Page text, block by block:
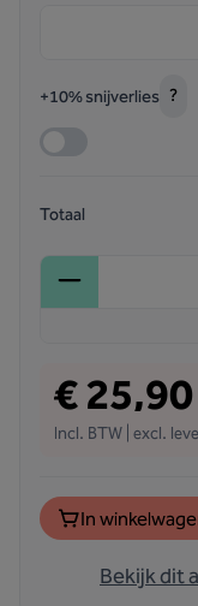
+10% snijverlies ?
Totaal
€ 25,90
Incl. BTW | excl.
In
Bekijk dit